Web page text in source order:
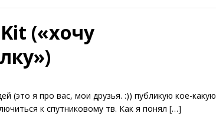
(«хочу
(это я про вас, мои друзья. :)) публикую кое-какую
к спутниковому тв. Как я понял […]